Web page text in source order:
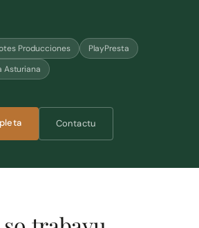
Producciones
PlayPresta
Asturiana
Contactu